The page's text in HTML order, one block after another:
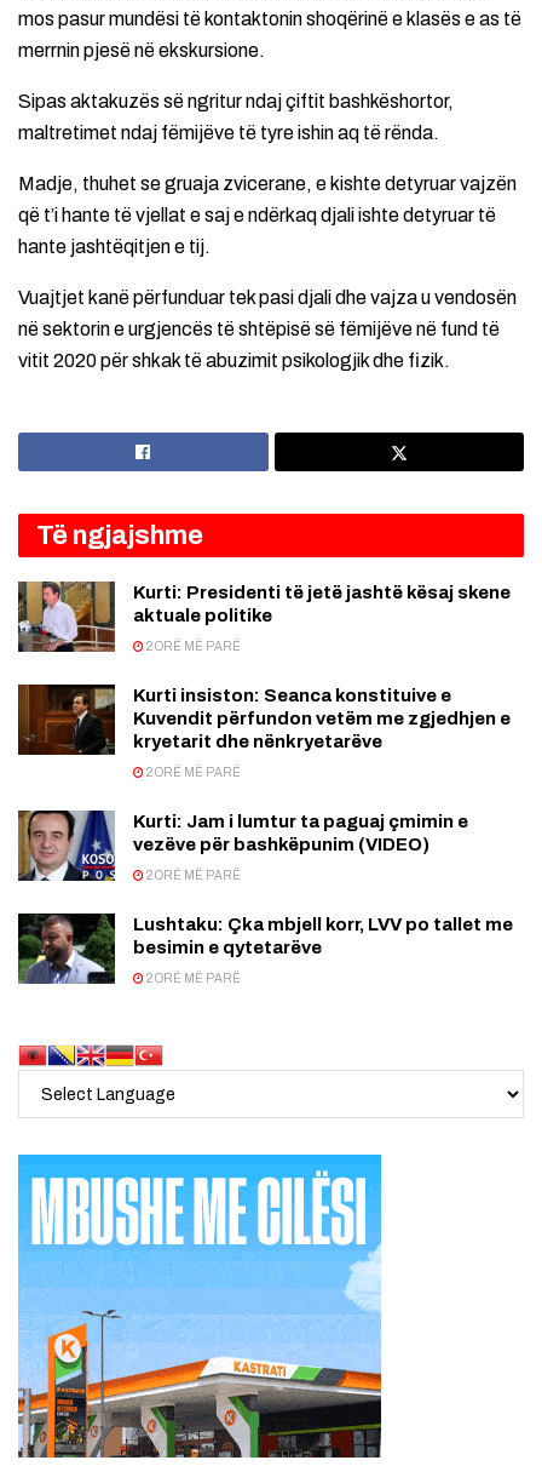
mos pasur mundësi të kontaktonin shoqërinë e klasës e as të
merrnin pjesë në ekskursione.
Sipas aktakuzës së ngritur ndaj çiftit bashkëshortor,
maltretimet ndaj fëmijëve të tyre ishin aq të rënda.
Madje, thuhet se gruaja zvicerane, e kishte detyruar vajzën
që t’i hante të vjellat e saj e ndërkaq djali ishte detyruar të
hante jashtëqitjen e tij.
Vuajtjet kanë përfunduar tek pasi djali dhe vajza u vendosën
në sektorin e urgjencës të shtëpisë së fëmijëve në fund të
vitit 2020 për shkak të abuzimit psikologjik dhe fizik.
Të ngjajshme
Kurti: Presidenti të jetë jashtë kësaj skene
aktuale politike
2 ORË MË PARË
Kurti insiston: Seanca konstituive e
Kuvendit përfundon vetëm me zgjedhjen e
kryetarit dhe nënkryetarëve
2 ORË MË PARË
Kurti: Jam i lumtur ta paguaj çmimin e
vezëve për bashkëpunim (VIDEO)
2 ORË MË PARË
Lushtaku: Çka mbjell korr, LVV po tallet me
besimin e qytetarëve
2 ORË MË PARË